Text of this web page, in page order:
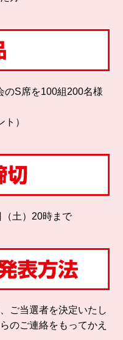
のS席を100組200名様
）
土）20時まで
ご当選者を決定いたし
のご連絡をもってかえ